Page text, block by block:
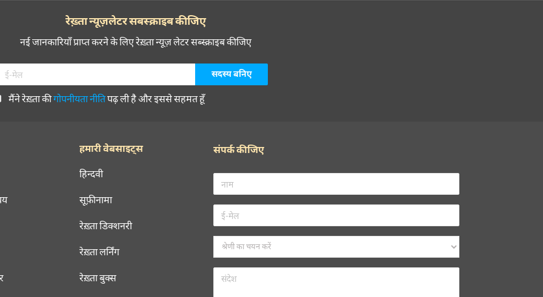
रेख़्ता न्यूज़लेटर सबस्क्राइब कीजिए
नई जानकारियाँ प्राप्त करने के लिए रेख़्ता न्यूज़ लेटर सब्स्क्राइब कीजिए
मैंने रेख़्ता कीगोपनीयता नीतिपढ़ ली है और इससे सहमत हूँ
हमारी वेबसाइट्स
हिन्दवी
सूफ़ीनामा
रेख़्ता डिक्शनरी
रेख़्ता लर्निंग
रेख़्ता बुक्स
संपर्क कीजिए